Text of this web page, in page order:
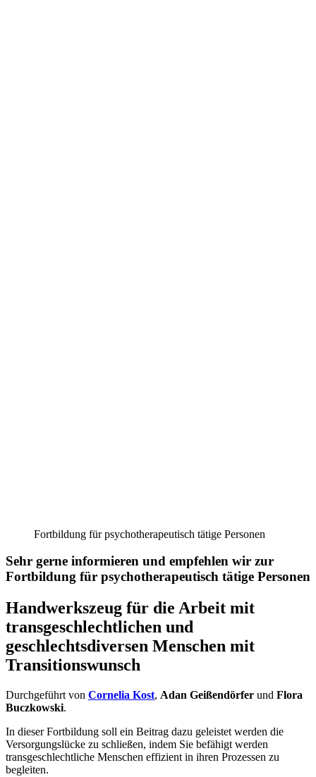
Fortbildung für psychotherapeutisch tätige Personen
Sehr gerne informieren und empfehlen wir zur
Fortbildung für psychotherapeutisch tätige Personen
Handwerkszeug für die Arbeit mit
transgeschlechtlichen und
geschlechtsdiversen Menschen mit
Transitionswunsch
Durchgeführt von Cornelia Kost, Adan Geißendörfer und Flora
Buczkowski.
In dieser Fortbildung soll ein Beitrag dazu geleistet werden die
Versorgungslücke zu schließen, indem Sie befähigt werden
transgeschlechtliche Menschen effizient in ihren Prozessen zu
begleiten.